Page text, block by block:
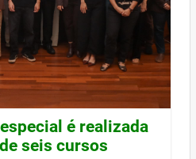
é realizada
seis cursos